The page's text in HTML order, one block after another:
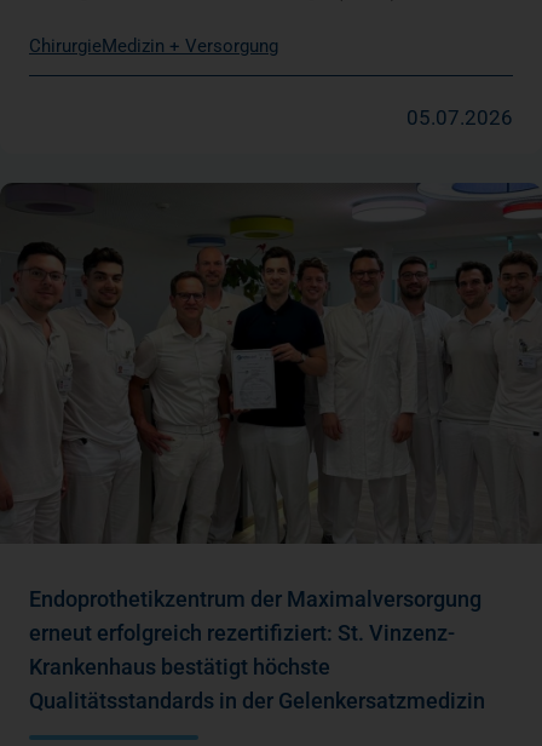
ChirurgieMedizin + Versorgung
05.07.2026
Endoprothetikzentrum der Maximalversorgung
erneut erfolgreich rezertifiziert: St. Vinzenz-
Krankenhaus bestätigt höchste
Qualitätsstandards in der Gelenkersatzmedizin